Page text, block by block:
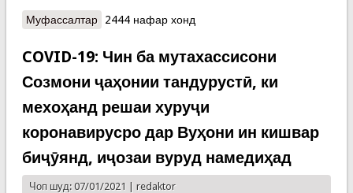
Муфассалтаро Ахбори рӯзи гузашта: Ду куштаи як садама дар
Душанбе ва худкушии як сокини ноҳияи Айнӣ
2444 нафар хонд
COVID-19: Чин ба мутахассисони
Созмони ҷаҳонии тандурустӣ, ки
мехоҳанд решаи хуруҷи
коронавирусро дар Вуҳони ин кишвар
биҷӯянд, иҷозаи вуруд намедиҳад
Чоп шуд: 07/01/2021 | redaktor